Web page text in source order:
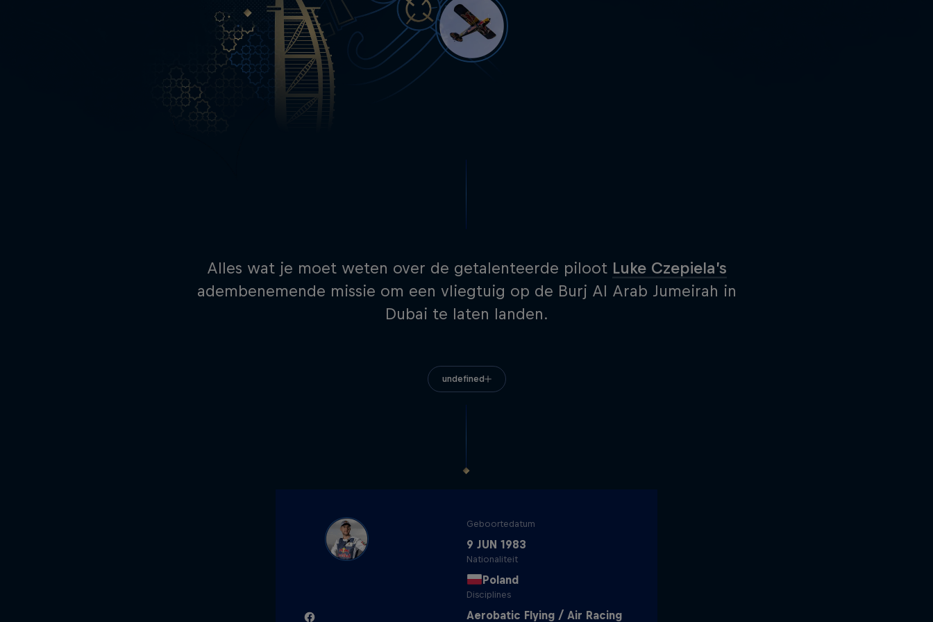
Alles wat je moet weten over de getalenteerde piloot Luke Czepiela’s
adembenemende missie om een vliegtuig op de Burj Al Arab Jumeirah in
Dubai te laten landen.
undefined
Geboortedatum
9 JUN 1983
Nationaliteit
Poland
Disciplines
Aerobatic Flying / Air Racing